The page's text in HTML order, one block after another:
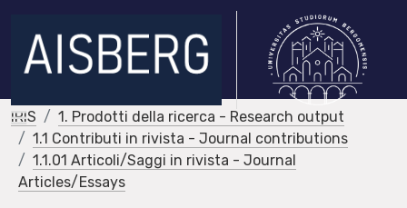
IRIS
1. Prodotti della ricerca - Research output
1.1 Contributi in rivista - Journal contributions
1.1.01 Articoli/Saggi in rivista - Journal
Articles/Essays